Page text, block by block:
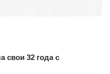
свои 32 года с